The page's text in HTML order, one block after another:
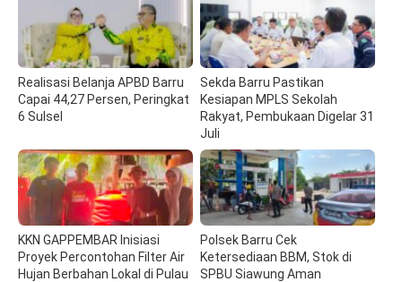
Realisasi Belanja APBD Barru
Capai 44,27 Persen, Peringkat
6 Sulsel
Sekda Barru Pastikan
Kesiapan MPLS Sekolah
Rakyat, Pembukaan Digelar 31
Juli
KKN GAPPEMBAR Inisiasi
Proyek Percontohan Filter Air
Hujan Berbahan Lokal di Pulau
Polsek Barru Cek
Ketersediaan BBM, Stok di
SPBU Siawung Aman